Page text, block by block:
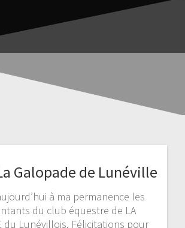
Galopade de Lunéville
à ma permanence les
du club équestre de LA
du Lunévillois. Félicitations pour